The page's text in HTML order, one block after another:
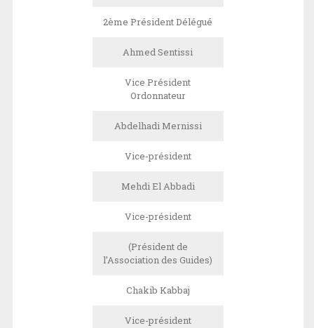
2ème Président Délégué
Ahmed Sentissi
Vice Président
Ordonnateur
Abdelhadi Mernissi
Vice-président
Mehdi El Abbadi
Vice-président
(Président de
l’Association des Guides)
Chakib Kabbaj
Vice-président